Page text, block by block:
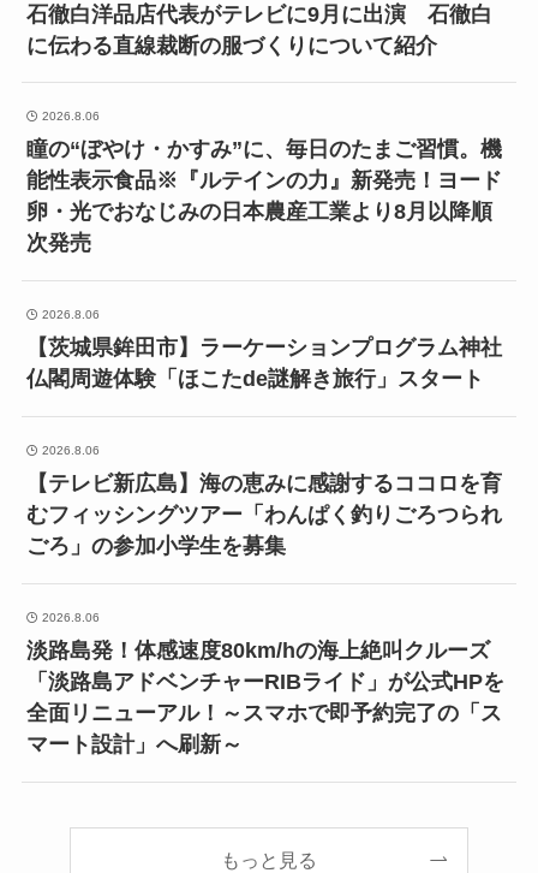
石徹白洋品店代表がテレビに9月に出演 石徹白
に伝わる直線裁断の服づくりについて紹介
2026.8.06
瞳の“ぼやけ・かすみ”に、毎日のたまご習慣。機
能性表示食品※『ルテインの力』新発売！ヨード
卵・光でおなじみの日本農産工業より8月以降順
次発売
2026.8.06
【茨城県鉾田市】ラーケーションプログラム神社
仏閣周遊体験「ほこたde謎解き旅行」スタート
2026.8.06
【テレビ新広島】海の恵みに感謝するココロを育
むフィッシングツアー「わんぱく釣りごろつられ
ごろ」の参加小学生を募集
2026.8.06
淡路島発！体感速度80km/hの海上絶叫クルーズ
「淡路島アドベンチャーRIBライド」が公式HPを
全面リニューアル！～スマホで即予約完了の「ス
マート設計」へ刷新～
もっと見る